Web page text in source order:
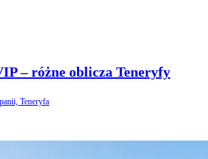
– różne oblicza Teneryfy
Teneryfa